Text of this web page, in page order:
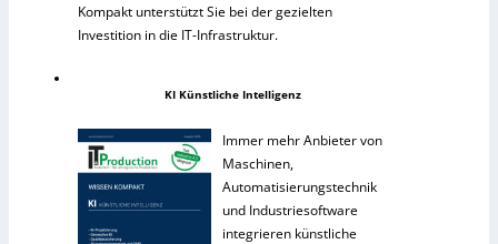
Kompakt unterstützt Sie bei der gezielten
Investition in die IT-Infrastruktur.
KI Künstliche Intelligenz
Immer mehr Anbieter von
Maschinen,
Automatisierungstechnik
und Industriesoftware
integrieren künstliche